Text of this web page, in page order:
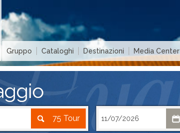
Gruppo Cataloghi Destinazioni Media Center